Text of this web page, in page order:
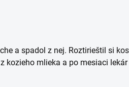
a spadol z nej. Roztirieštil si
kozieho mlieka a po mesiaci